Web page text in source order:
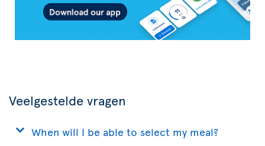
Veelgestelde vragen
When will I be able to select my meal?